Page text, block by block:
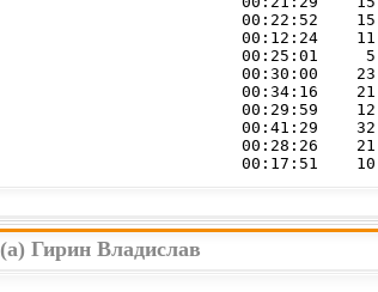
00:22:52    15
00:12:24    11
00:25:01     5
00:30:00    23
00:34:16    21
00:29:59    12
00:41:29    32
00:28:26    21
00:17:51    10
Гирин Владислав